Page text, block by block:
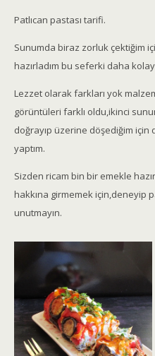
Patlıcan pastası tarifi.
Sunumda biraz zorluk çektiğim
hazırladım bu seferki daha
Lezzet olarak farkları yok
görüntüleri farklı oldu,ikinci
doğrayıp üzerine döşediğim
yaptım.
Sizden ricam bin bir emekle
hakkına girmemek için,deneyip
unutmayın.